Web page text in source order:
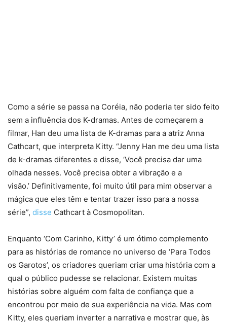
Como a série se passa na Coréia, não poderia ter sido feito
sem a influência dos K-dramas. Antes de começarem a
filmar, Han deu uma lista de K-dramas para a atriz Anna
Cathcart, que interpreta Kitty. “Jenny Han me deu uma lista
de k-dramas diferentes e disse, ‘Você precisa dar uma
olhada nesses. Você precisa obter a vibração e a
visão.’ Definitivamente, foi muito útil para mim observar a
mágica que eles têm e tentar trazer isso para a nossa
série”, disse Cathcart à Cosmopolitan.
Enquanto ‘Com Carinho, Kitty’ é um ótimo complemento
para as histórias de romance no universo de ‘Para Todos
os Garotos’, os criadores queriam criar uma história com a
qual o público pudesse se relacionar. Existem muitas
histórias sobre alguém com falta de confiança que a
encontrou por meio de sua experiência na vida. Mas com
Kitty, eles queriam inverter a narrativa e mostrar que, às